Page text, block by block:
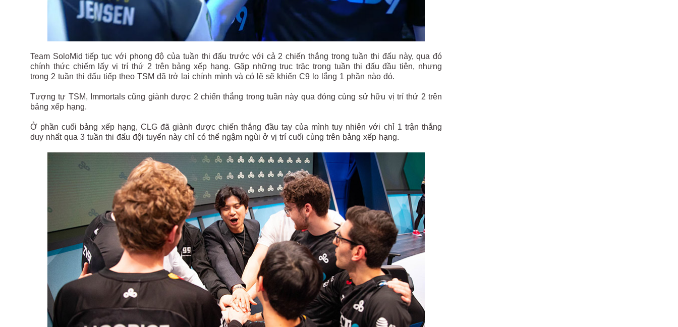
Team SoloMid tiếp tục với phong độ của tuần thi đấu trước với cả 2 chiến thắng trong tuần thi đấu này, qua đó
chính thức chiếm lấy vị trí thứ 2 trên bảng xếp hạng. Gặp những trục trặc trong tuần thi đấu đầu tiên, nhưng
trong 2 tuần thi đấu tiếp theo TSM đã trở lại chính mình và có lẽ sẽ khiến C9 lo lắng 1 phần nào đó.
Tượng tự TSM, Immortals cũng giành được 2 chiến thắng trong tuần này qua đóng cùng sử hữu vị trí thứ 2 trên
bảng xếp hạng.
Ở phần cuối bảng xếp hạng, CLG đã giành được chiến thắng đầu tay của mình tuy nhiên với chỉ 1 trận thắng
duy nhất qua 3 tuần thi đấu đội tuyển này chỉ có thể ngậm ngùi ở vị trí cuối cùng trên bảng xếp hạng.